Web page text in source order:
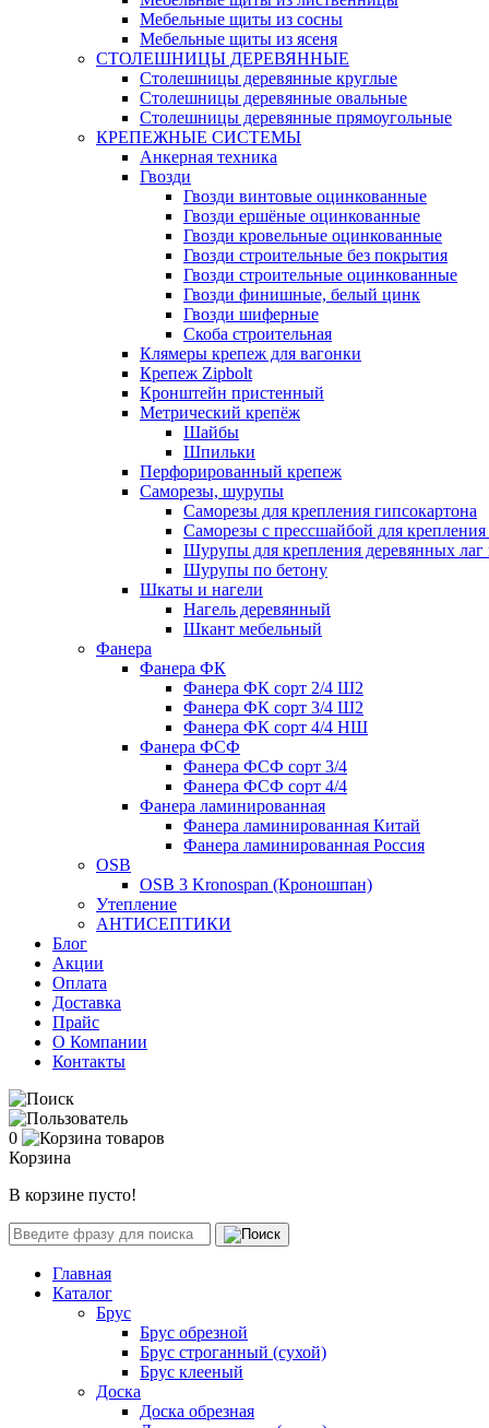
Мебельные щиты из сосны
Мебельные щиты из ясеня
СТОЛЕШНИЦЫ ДЕРЕВЯННЫЕ
Столешницы деревянные круглые
Столешницы деревянные овальные
Столешницы деревянные прямоугольные
КРЕПЕЖНЫЕ СИСТЕМЫ
Анкерная техника
Гвозди
Гвозди винтовые оцинкованные
Гвозди ершёные оцинкованные
Гвозди кровельные оцинкованные
Гвозди строительные без покрытия
Гвозди строительные оцинкованные
Гвозди финишные, белый цинк
Гвозди шиферные
Скоба строительная
Клямеры крепеж для вагонки
Крепеж Zipbolt
Кронштейн пристенный
Метрический крепёж
Шайбы
Шпильки
Перфорированный крепеж
Саморезы, шурупы
Саморезы для крепления гипсокартона
Саморезы с прессшайбой для
Шурупы для крепления деревянных лаг
Шурупы по бетону
Шкаты и нагели
Нагель деревянный
Шкант мебельный
Фанера
Фанера ФК
Фанера ФК сорт 2/4 Ш2
Фанера ФК сорт 3/4 Ш2
Фанера ФК сорт 4/4 НШ
Фанера ФСФ
Фанера ФСФ сорт 3/4
Фанера ФСФ сорт 4/4
Фанера ламинированная
Фанера ламинированная Китай
Фанера ламинированная Россия
OSB
OSB 3 Kronospan (Кроношпан)
Утепление
АНТИСЕПТИКИ
Блог
Акции
Оплата
Доставка
Прайс
О Компании
Контакты
0
Корзина
В корзине пусто!
Главная
Каталог
Брус
Брус обрезной
Брус строганный (сухой)
Брус клееный
Доска
Доска обрезная